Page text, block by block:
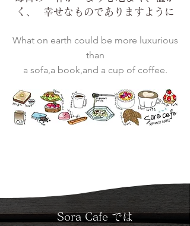
く、 幸せなものでありますように
​What on earth could be more luxurious
than
a sofa,a book,and a cup of coffee.
Sora Cafe では